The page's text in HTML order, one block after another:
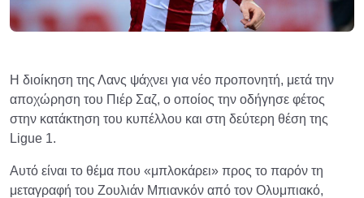
Η διοίκηση της Λανς ψάχνει για νέο προπονητή, μετά την
αποχώρηση του Πιέρ Σαζ, ο οποίος την οδήγησε φέτος
στην κατάκτηση του κυπέλλου και στη δεύτερη θέση της
Ligue 1.
Αυτό είναι το θέμα που «μπλοκάρει» προς το παρόν τη
μεταγραφή του Ζουλιάν Μπιανκόν από τον Ολυμπιακό,